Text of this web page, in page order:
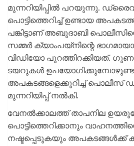
മുന്നറിയിപ്പില്‍ പറയുന്നു.
പൊട്ടിത്തെറിച്ച് ഉണ്ടായ
പങ്കിട്ടാണ് അബുദാബി
സമ്മര്‍ ക്യാംപയ്നിന്റെ
വിഡിയോ പുറത്തിറക്കിയത്.
ടയറുകള്‍
അപകടങ്ങളെക്കുറിച്ച് പൊലീസ്
മുന്നറിയിപ്പ് നല്‍കി.
വേനല്‍ക്കാലത്ത് താപനില
പൊട്ടിത്തെറിക്കാനും
നഷ്ടപ്പെടുകയും അപകടങ്ങള്‍ക്ക്